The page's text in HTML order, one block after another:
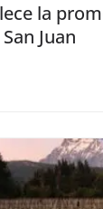
la
Juan